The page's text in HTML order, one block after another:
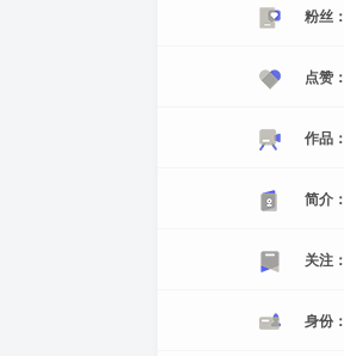
粉丝：
点赞：
作品：
简介：
关注：
身份：